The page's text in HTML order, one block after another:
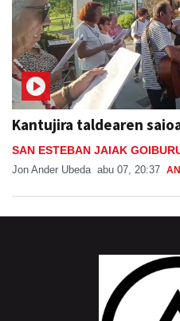
Kantujira taldearen
SAN ESTEBAN JAIAK
Jon Ander Ubeda abu 07, 20:37